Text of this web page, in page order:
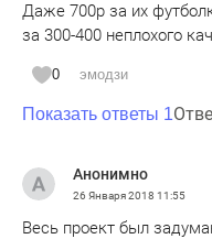
Даже 700р за их
за 300-400 неплохого
0 эмодзи
Показать ответы 1
Анонимно
26 Января 2018 11:55
Весь проект был